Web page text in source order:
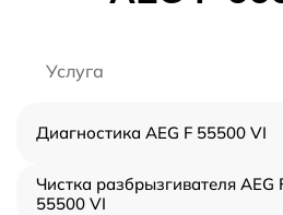
Услуга
Диагностика AEG F 55500 VI
Чистка разбрызгивателя AEG
55500 VI